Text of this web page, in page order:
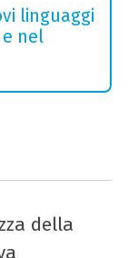
linguaggi
nel
della